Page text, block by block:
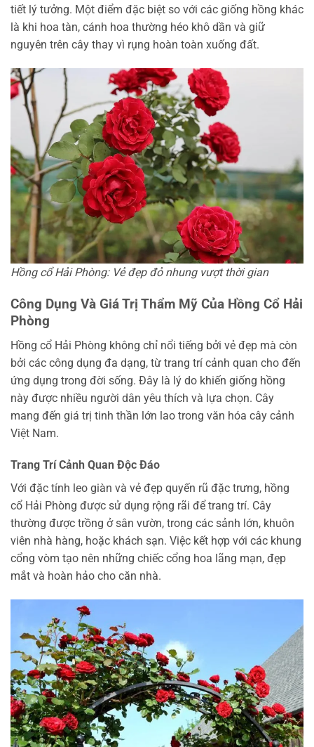
tiết lý tưởng. Một điểm đặc biệt so với các giống hồng khác
là khi hoa tàn, cánh hoa thường héo khô dần và giữ
nguyên trên cây thay vì rụng hoàn toàn xuống đất.
Hồng cổ Hải Phòng: Vẻ đẹp đỏ nhung vượt thời gian
Công Dụng Và Giá Trị Thẩm Mỹ Của Hồng Cổ Hải
Phòng
Hồng cổ Hải Phòng không chỉ nổi tiếng bởi vẻ đẹp mà còn
bởi các công dụng đa dạng, từ trang trí cảnh quan cho đến
ứng dụng trong đời sống. Đây là lý do khiến giống hồng
này được nhiều người dân yêu thích và lựa chọn. Cây
mang đến giá trị tinh thần lớn lao trong văn hóa cây cảnh
Việt Nam.
Trang Trí Cảnh Quan Độc Đáo
Với đặc tính leo giàn và vẻ đẹp quyến rũ đặc trưng, hồng
cổ Hải Phòng được sử dụng rộng rãi để trang trí. Cây
thường được trồng ở sân vườn, trong các sảnh lớn, khuôn
viên nhà hàng, hoặc khách sạn. Việc kết hợp với các khung
cổng vòm tạo nên những chiếc cổng hoa lãng mạn, đẹp
mắt và hoàn hảo cho căn nhà.